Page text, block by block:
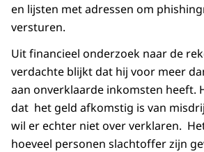
en lijsten met adressen om
versturen.
Uit financieel onderzoek naar de
verdachte blijkt dat hij voor meer
aan onverklaarde inkomsten heeft.
dat het geld afkomstig is van
wil er echter niet over verklaren.
hoeveel personen slachtoffer zijn